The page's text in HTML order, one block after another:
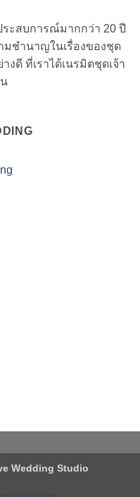
ระสบการณ์มากกว่า 20 ปี
มชำนาญในเรื่องของชุด
งดี ที่เราได้เนรมิตชุดเจ้า
Wedding Studio